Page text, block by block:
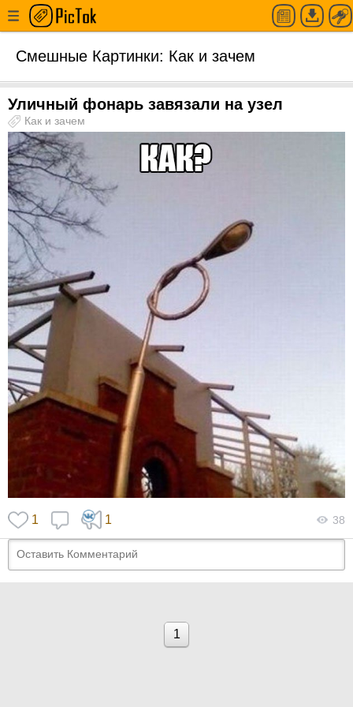
Смешные Картинки: Как и зачем
Уличный фонарь завязали на узел
Как и зачем
1 1 38
1